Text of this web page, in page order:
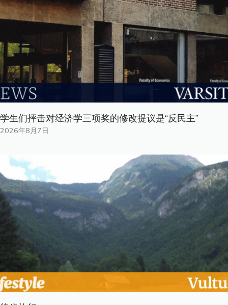
学生们抨击对经济学三项奖的修改提议是“反民主”
2026年8月7日